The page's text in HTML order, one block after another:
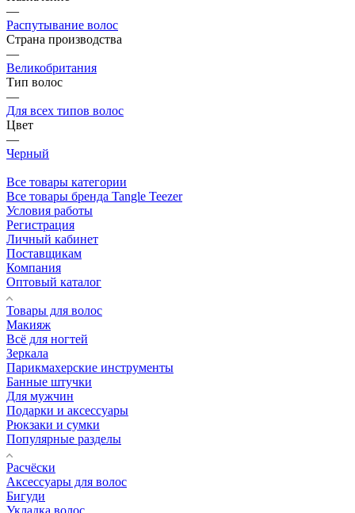
—
Распутывание волос
Страна производства
—
Великобритания
Тип волос
—
Для всех типов волос
Цвет
—
Черный
Все товары категории
Все товары бренда Tangle Teezer
Условия работы
Регистрация
Личный кабинет
Поставщикам
Компания
Оптовый каталог
Товары для волос
Макияж
Всё для ногтей
Зеркала
Парикмахерские инструменты
Банные штучки
Для мужчин
Подарки и аксессуары
Рюкзаки и сумки
Популярные разделы
Расчёски
Аксессуары для волос
Бигуди
Укладка волос